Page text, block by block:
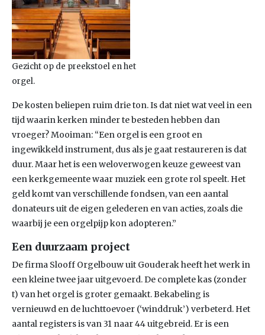
Gezicht op de preekstoel en het
orgel.
De kosten beliepen ruim drie ton. Is dat niet wat veel in een
tijd waarin kerken minder te besteden hebben dan
vroeger? Mooiman: “Een orgel is een groot en
ingewikkeld instrument, dus als je gaat restaureren is dat
duur. Maar het is een weloverwogen keuze geweest van
een kerkgemeente waar muziek een grote rol speelt. Het
geld komt van verschillende fondsen, van een aantal
donateurs uit de eigen gelederen en van acties, zoals die
waarbij je een orgelpijp kon adopteren.”
Een duurzaam project
De firma Slooff Orgelbouw uit Gouderak heeft het werk in
een kleine twee jaar uitgevoerd. De complete kas (zonder
t) van het orgel is groter gemaakt. Bekabeling is
vernieuwd en de luchttoevoer (‘winddruk’) verbeterd. Het
aantal registers is van 31 naar 44 uitgebreid. Er is een